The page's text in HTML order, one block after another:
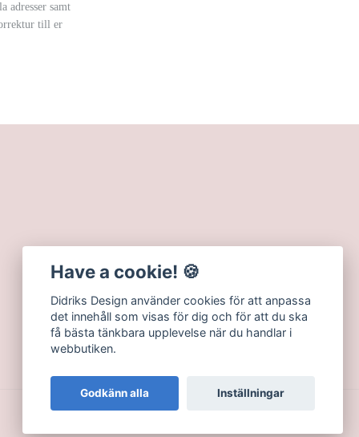
adresser samt
till er
Have a cookie! 🍪
Didriks Design använder cookies för att anpassa
det innehåll som visas för dig och för att du ska
få bästa tänkbara upplevelse när du handlar i
webbutiken.
Godkänn alla Inställningar